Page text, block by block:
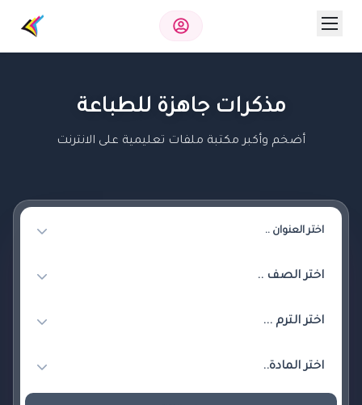
مذكرات جاهزة للطباعة
أضخم وأكبر مكتبة ملفات تعليمية على الانترنت